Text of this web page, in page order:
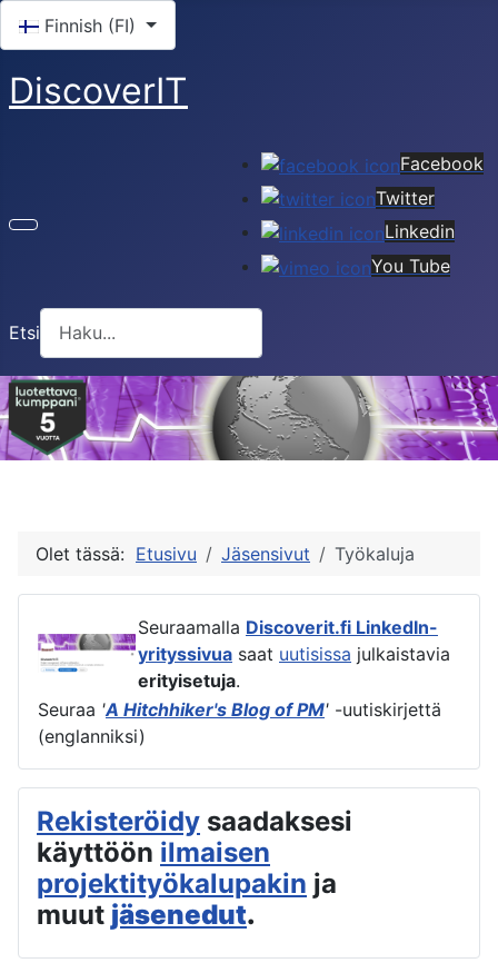
Finnish (FI)
DiscoverIT
Facebook
Twitter
Linkedin
You Tube
Etsi
Olet tässä: Etusivu Jäsensivut Työkaluja
Seuraamalla Discoverit.fi LinkedIn-
yrityssivua saat uutisissa julkaistavia
erityisetuja.
Seuraa 'A Hitchhiker's Blog of PM' -uutiskirjettä
(englanniksi)
Rekisteröidy saadaksesi
käyttöön ilmaisen
projektityökalupakin ja
muut jäsenedut.